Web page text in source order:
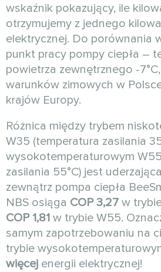
wskaźnik pokazujący, ile
otrzymujemy z jednego
elektrycznej. Do porównania
punkt pracy pompy ciepła –
powietrza zewnętrznego -
warunków zimowych w
krajów Europy.
Różnica między trybem
W35 (temperatura zasilania
wysokotemperaturowym
zasilania 55°C) jest
zewnątrz pompa ciepła
NBS osiąga COP 3,27 w
COP 1,81 w trybie W55.
samym zapotrzebowaniu na
trybie
więcej energii elektrycznej!